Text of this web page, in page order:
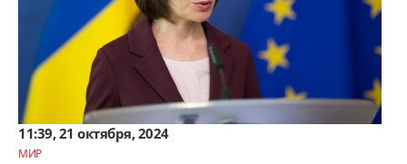
11:39, 21 октября, 2024
МИР